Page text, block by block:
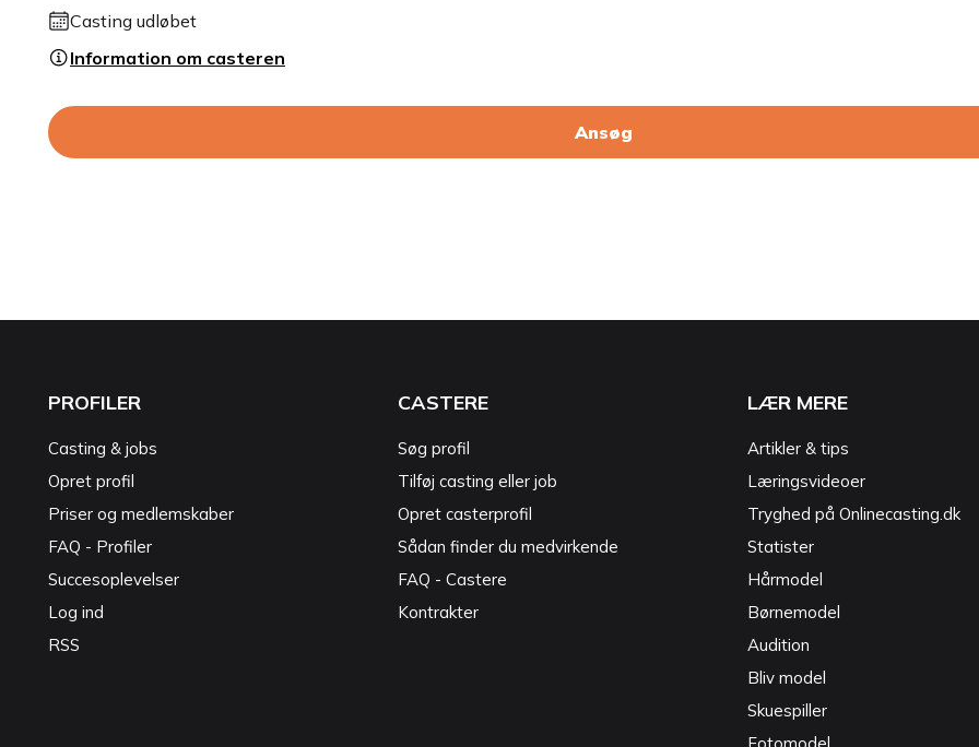
Casting udløbet
Information om casteren
Ansøg
PROFILER
Casting & jobs
Opret profil
Priser og medlemskaber
FAQ - Profiler
Succesoplevelser
Log ind
RSS
CASTERE
Søg profil
Tilføj casting eller job
Opret casterprofil
Sådan finder du medvirkende
FAQ - Castere
Kontrakter
LÆR MERE
Artikler & tips
Læringsvideoer
Tryghed på Onlinecasting.dk
Statister
Hårmodel
Børnemodel
Audition
Bliv model
Skuespiller